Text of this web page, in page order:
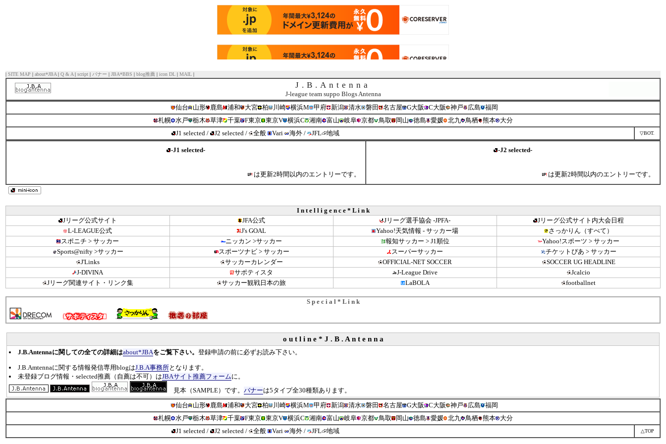
| SITE MAP | about*JBA | Q & A | script | バナー | JBA*BBS | blog推薦 | icon DL | MAIL |
J.B.Antenna
J-league team suppo Blogs Antenna
仙台
山形 鹿島 浦和 大宮 柏 川崎 横浜M 甲府 新潟 清水 磐田 名古屋 G大阪 C大阪 神戸 広島
福岡
札幌
水戸 栃木 草津 千葉 F東京 東京V 横浜C 湘南 富山 岐阜 京都 鳥取 岡山 徳島 愛媛 北九 鳥栖 熊本
大分
J1 selected/ J2 selected/ 全般 Vari 海外/ JFL 地域 ▽BOT.
-J1 selected-
は更新2時間以内のエントリーです。
-J2 selected-
は更新2時間以内のエントリーです。
I n t e l l i g e n c e * L i n k
Jリーグ公式サイト
JFA公式 Jリーグ選手協会 -JPFA-
Jリーグ公式サイト内大会日程
L-LEAGUE公式
J's GOAL Yahoo!天気情報 - サッカー場
さっかりん（すべて）
スポニチ > サッカー
ニッカン >サッカー 報知サッカー > J1順位
Yahoo!スポーツ > サッカー
Sports@nifty >サッカー
スポーツナビ > サッカー スーパーサッカー
チケットぴあ > サッカー
J'Links
サッカーカレンダー OFFICIAL-NET SOCCER
SOCCER UG HEADLINE
J-DIVINA
サポティスタ J-League Drive
Jcalcio
Jリーグ関連サイト・リンク集
サッカー観戦日本の旅 LaBOLA footballnet
S p e c i a l * L i n k
o u t l i n e * J . B . A n t e n n a
J.B.Antennaに関しての全ての詳細はabout*JBAをご覧下さい。登録申請の前に必ずお読み下さい。
J.B.Amtennaに関する情報発信専用blogはJ.B.A事務所となります。
未登録ブログ情報・selected推薦（自薦は不可）はJBAサイト推薦フォームに。
見本（SAMPLE）です。 バナーは5タイプ全30種類あります。
仙台
山形 鹿島 浦和 大宮 柏 川崎 横浜M 甲府 新潟 清水 磐田 名古屋 G大阪 C大阪 神戸 広島
福岡
札幌
水戸 栃木 草津 千葉 F東京 東京V 横浜C 湘南 富山 岐阜 京都 鳥取 岡山 徳島 愛媛 北九 鳥栖 熊本
大分
J1 selected/ J2 selected/ 全般 Vari 海外/ JFL 地域 △TOP